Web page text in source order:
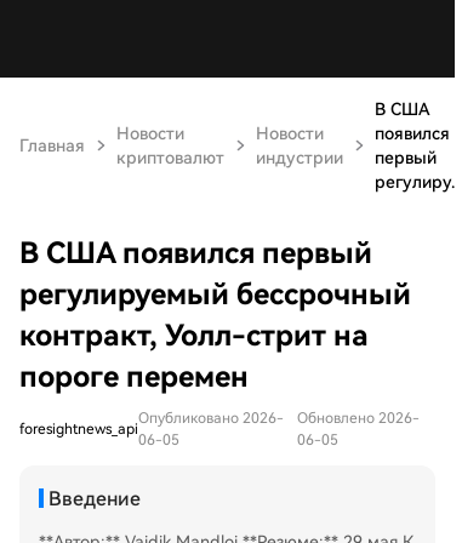
Главная
Новости
криптовалют
Новости
индустрии
В США
появился
первый
регулиру...
В США появился первый
регулируемый бессрочный
контракт, Уолл-стрит на
пороге перемен
foresightnews_api
Опубликовано 2026-
06-05
Обновлено 2026-
06-05
Введение